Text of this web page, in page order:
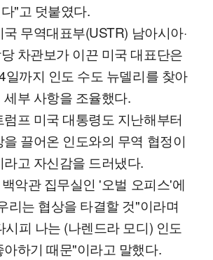
"고 덧붙였다.
무역대표부(USTR) 남아시아·
차관보가 이끈 미국 대표단은
일까지 인도 수도 뉴델리를 찾아
부 사항을 조율했다.
프 미국 대통령도 지난해부터
끌어온 인도와의 무역 협정이
고 자신감을 드러냈다.
악관 집무실인 '오벌 오피스'에
리는 협상을 타결할 것"이라며
시피 나는 (나렌드라 모디) 인도
하기 때문"이라고 말했다.